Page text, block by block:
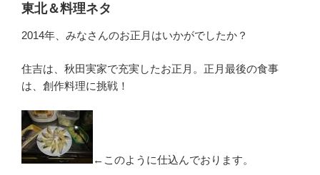
東北＆料理ネタ
2014年、みなさんのお正月はいかがでしたか？
住吉は、秋田実家で充実したお正月。正月最後の食事
は、創作料理に挑戦！
←このように仕込んでおります。